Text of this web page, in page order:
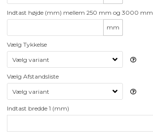
Indtast højde (mm) mellem 250 mm og 3000 mm
mm
Vælg Tykkelse
Vælg Afstandsliste
Indtast bredde 1 (mm)